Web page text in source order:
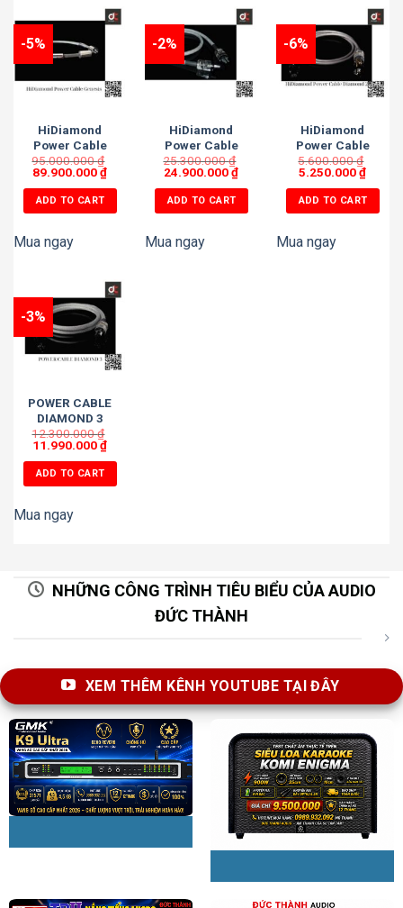
-5%
HiDiamond
Power Cable
Genesis
95.000.000₫
89.900.000₫
ADD TO CART
Mua ngay
-2%
HiDiamond
Power Cable
Diamond 3.5
25.300.000₫
24.900.000₫
ADD TO CART
Mua ngay
-6%
HiDiamond
Power Cable
Diamond 2
5.600.000₫
5.250.000₫
ADD TO CART
Mua ngay
-3%
POWER CABLE
DIAMOND 3
12.300.000₫
11.990.000₫
ADD TO CART
Mua ngay
NHỮNG CÔNG TRÌNH TIÊU BIỂU CỦA AUDIO
ĐỨC THÀNH
XEM THÊM KÊNH YOUTUBE TẠI ĐÂY